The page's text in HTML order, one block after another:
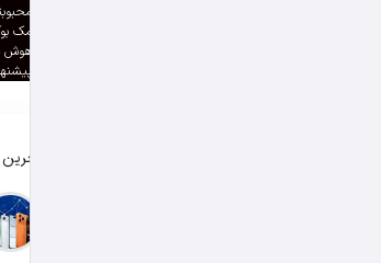
مک بوک
هوش